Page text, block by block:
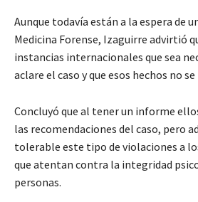
Aunque todavía están a la espera de
Medicina Forense, Izaguirre advirtió
instancias internacionales que sea
aclare el caso y que esos hechos no
Concluyó que al tener un informe
las recomendaciones del caso, pero
tolerable este tipo de violaciones a
que atentan contra la integridad
personas.